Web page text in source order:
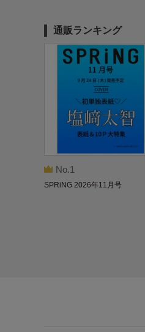
通販ランキング
No.1
SPRiNG 2026年11月号